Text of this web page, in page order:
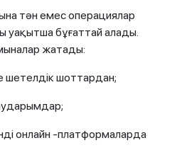
тән емес операциялар
уақытша бұғаттай алады.
жатады:
шетелдік шоттардан;
онлайн -платформаларда